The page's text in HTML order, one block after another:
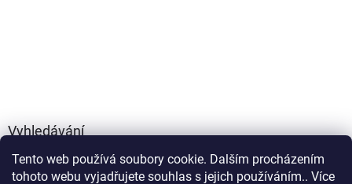
Tento web používá soubory cookie. Dalším procházením
tohoto webu vyjadřujete souhlas s jejich používáním.. Více
Vyhledávání
HLEDAT